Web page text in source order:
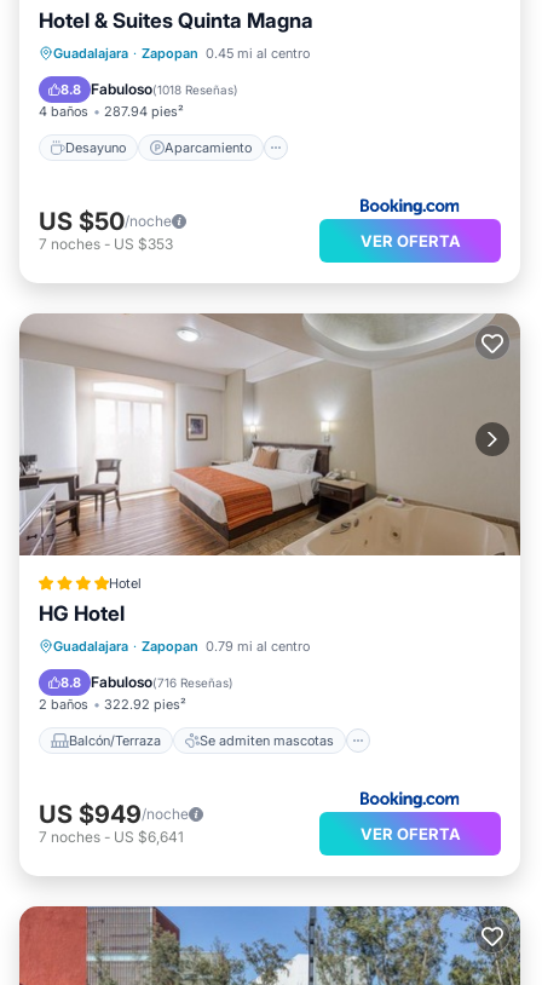
Hotel & Suites Quinta Magna
Guadalajara · Zapopan 0.45 mi al centro
8.8 Fabuloso(1018 Reseñas)
4 baños 287.94 pies²
Desayuno Aparcamiento
Desayuno
Aparcamiento
Aire acondicionado
US $50/noche
7 noches - US $353 VER OFERTA
Hotel
HG Hotel
Guadalajara · Zapopan 0.79 mi al centro
8.8 Fabuloso(716 Reseñas)
2 baños 322.92 pies²
Balcón/Terraza Se admiten mascotas
Balcón/Terraza
Se admiten mascotas
Aparcamiento
US $949/noche
7 noches - US $6,641 VER OFERTA